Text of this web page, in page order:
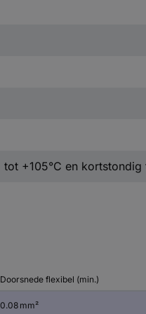
+105°C en kortstondig
Doorsnede flexibel (min.)
0.08 mm²